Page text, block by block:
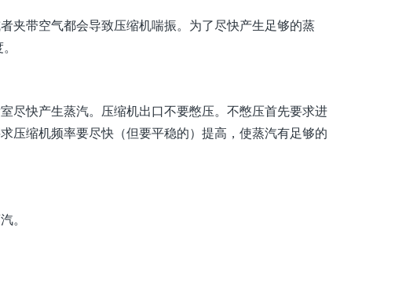
夹带空气都会导致压缩机喘振。为了尽快产生足够的蒸
尽快产生蒸汽。压缩机出口不要憋压。不憋压首先要求进
压缩机频率要尽快（但要平稳的）提高，使蒸汽有足够的
。